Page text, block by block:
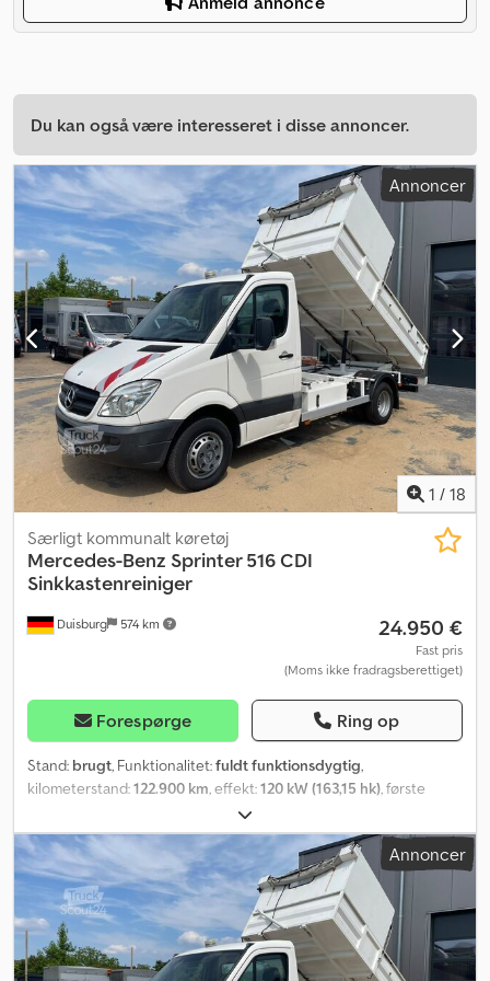
Du kan også være interesseret i disse annoncer.
Annoncer
1 / 18
Duisburg 574 km
Særligt kommunalt køretøj
Mercedes-Benz Sprinter 516 CDI
Sinkkastenreiniger
24.950 €
Fast pris
(Moms ikke fradragsberettiget)
Forespørge Ring op
Stand: brugt, Funktionalitet:fuldt funktionsdygtig,
kilometerstand:122.900 km , effekt:120 kW (163,15 hk) , første
, samlet vægt:
diesel, farve:hvid, akslekonfiguration:4x2, driftsvægt:3.230 kg,
maksimal lastvægt:
1.770 kg 3.230 kg, næste syn (TÜV):
07/2027, brændstof:diesel , energieffektivitet:G , førerhus:
geartype:mekanisk , emissionsklasse:Euro 5, samlet længde:
6.400 mm
, samlet bredde:2.170 mm, total højde:2.850 mm
, antal
sæder:2, antal gear: 6, maskine/køretøjsnummer: WB339 , Udstyr:
ABS, airbag, centrallås, elektrisk rudehejs, hydraulik,
Annoncer